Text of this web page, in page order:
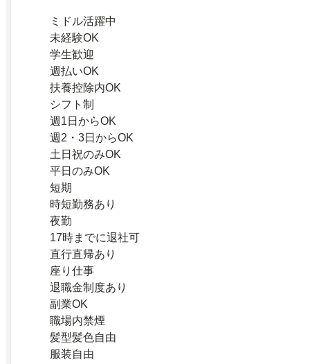
ミドル活躍中
未経験OK
学生歓迎
週払いOK
扶養控除内OK
シフト制
週1日からOK
週2・3日からOK
土日祝のみOK
平日のみOK
短期
時短勤務あり
夜勤
17時までに退社可
直行直帰あり
座り仕事
退職金制度あり
副業OK
職場内禁煙
髪型髪色自由
服装自由